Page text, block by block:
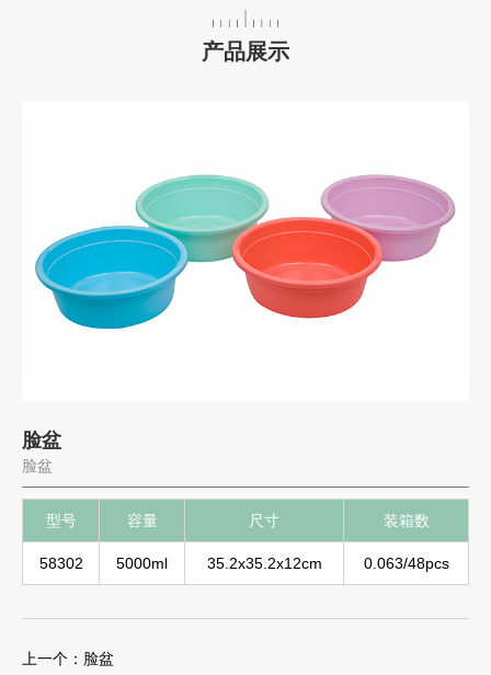
产品展示
脸盆
脸盆
型号 容量 尺寸 装箱数
58302 5000ml 35.2x35.2x12cm 0.063/48pcs
上一个：脸盆